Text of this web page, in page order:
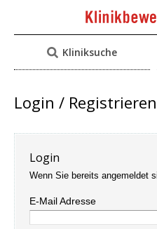
Kliniksuche
Login / Registrieren
Login
Wenn Sie bereits angemeldet
E-Mail Adresse